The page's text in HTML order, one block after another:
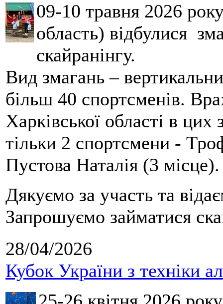
09-10 травня 2026
область) відбулися
скайранінгу.
Вид змагань –
більш 40 спортсменів.
Харківської області в
тільки 2 спортсмени -
Пустова Наталія (3 місце).
Дякуємо за участь та
Запрошуємо займатися
28/04/2026
Кубок України з техніки